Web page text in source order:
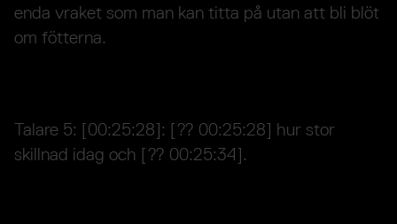
enda vraket som man kan titta på utan att bli blöt
om fötterna.
Talare 5: [00:25:28]: [?? 00:25:28] hur stor
skillnad idag och [?? 00:25:34].